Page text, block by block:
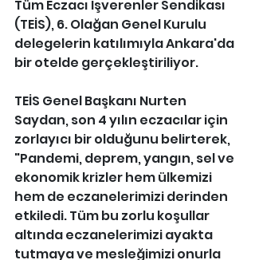
Tüm Eczacı İşverenler Sendikası
(TEİS), 6. Olağan Genel Kurulu
delegelerin katılımıyla Ankara'da
bir otelde gerçekleştiriliyor.
TEİS Genel Başkanı Nurten
Saydan, son 4 yılın eczacılar için
zorlayıcı bir olduğunu belirterek,
"Pandemi, deprem, yangın, sel ve
ekonomik krizler hem ülkemizi
hem de eczanelerimizi derinden
etkiledi. Tüm bu zorlu koşullar
altında eczanelerimizi ayakta
tutmaya ve mesleğimizi onurla